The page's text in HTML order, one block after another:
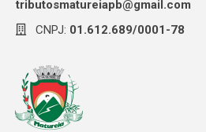
tributosmatureiapb@gmail.com
CNPJ: 01.612.689/0001-78